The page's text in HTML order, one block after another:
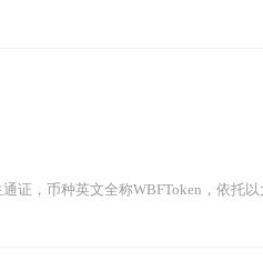
，币种英文全称WBFToken，依托以